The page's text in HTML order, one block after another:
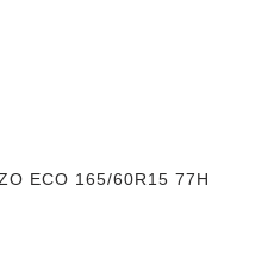
ECO 165/60R15 77H